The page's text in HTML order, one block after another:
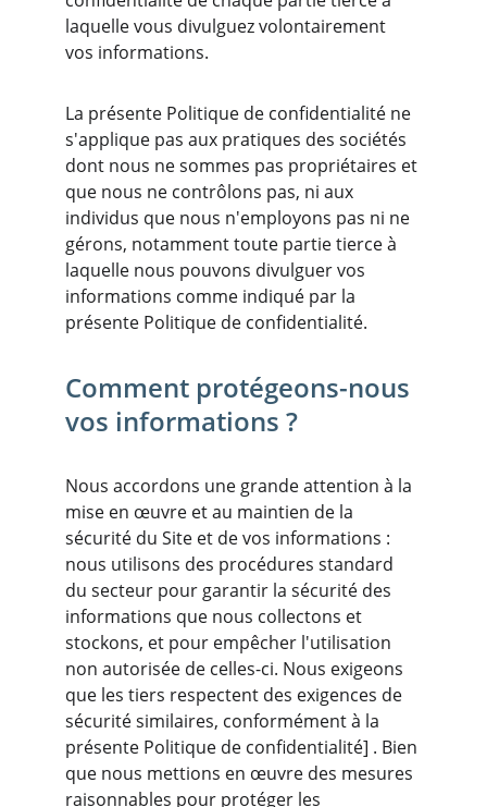
laquelle vous divulguez volontairement
vos informations.
La présente Politique de confidentialité ne
s'applique pas aux pratiques des sociétés
dont nous ne sommes pas propriétaires et
que nous ne contrôlons pas, ni aux
individus que nous n'employons pas ni ne
gérons, notamment toute partie tierce à
laquelle nous pouvons divulguer vos
informations comme indiqué par la
présente Politique de confidentialité.
Comment protégeons-nous
vos informations ?
Nous accordons une grande attention à la
mise en œuvre et au maintien de la
sécurité du Site et de vos informations :
nous utilisons des procédures standard
du secteur pour garantir la sécurité des
informations que nous collectons et
stockons, et pour empêcher l'utilisation
non autorisée de celles-ci. Nous exigeons
que les tiers respectent des exigences de
sécurité similaires, conformément à la
présente Politique de confidentialité] . Bien
que nous mettions en œuvre des mesures
raisonnables pour protéger les